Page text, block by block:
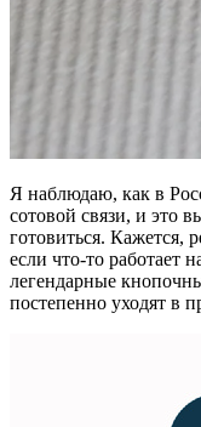
Я наблюдаю, как в
сотовой связи, и это
готовиться. Кажется,
если что-то работает
легендарные
постепенно уходят в